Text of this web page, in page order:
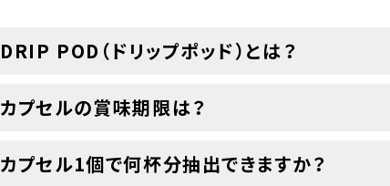
DRIP POD（ドリップポッド）とは？
カプセルの賞味期限は？
カプセル1個で何杯分抽出できますか？